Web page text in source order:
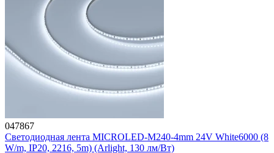
047867
Светодиодная лента MICROLED-M240-4mm 24V White6000 (8
W/m, IP20, 2216, 5m) (Arlight, 130 лм/Вт)